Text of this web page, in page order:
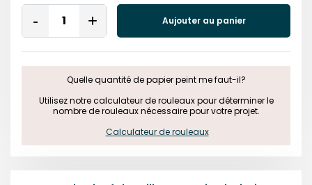
Quantity
Remove
One
Add
One
Aujouter au panier
Quelle quantité de papier peint me faut-il?
Utilisez notre calculateur de rouleaux pour déterminer le
nombre de rouleaux nécessaire pour votre projet.
Calculateur de rouleaux